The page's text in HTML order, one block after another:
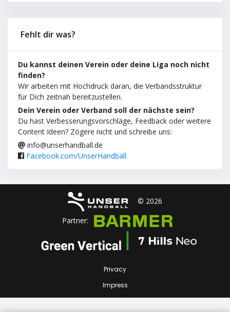
Fehlt dir was?
Du kannst deinen Verein oder deine Liga noch nicht
finden?
Wir arbeiten mit Hochdruck daran, die Verbandsstruktur
für Dich zeitnah bereitzustellen.
Dein Verein oder Verband soll der nächste sein?
Du hast Verbesserungsvorschläge, Feedback oder weitere
Content Ideen? Zögere nicht und schreibe uns:
info@unserhandball.de
Facebook.com/UnserHandball
© 2026
Partner:
Privacy
Impress